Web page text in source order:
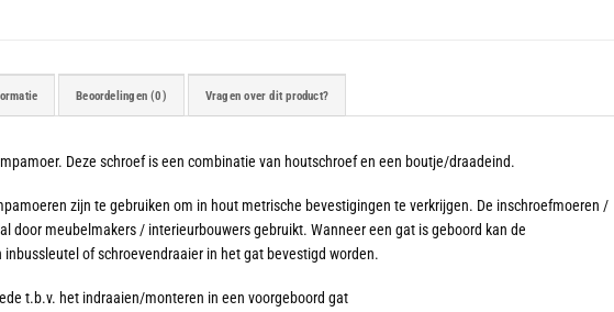
Beoordelingen (0) Vragen over dit product?
Deze schroef is een combinatie van houtschroef en een boutje/draadeind.
zijn te gebruiken om in hout metrische bevestigingen te verkrijgen. De inschroefmoeren /
door meubelmakers / interieurbouwers gebruikt. Wanneer een gat is geboord kan de
of schroevendraaier in het gat bevestigd worden.
t.b.v. het indraaien/monteren in een voorgeboord gat